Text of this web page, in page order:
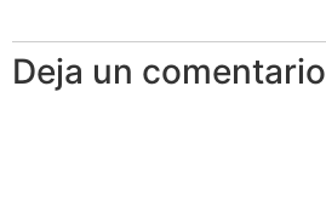
Deja un comentario